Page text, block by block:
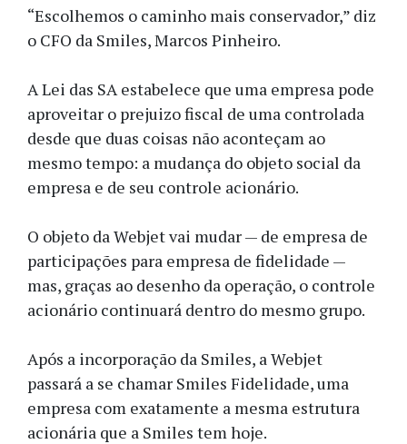
“Escolhemos o caminho mais conservador,” diz
o CFO da Smiles, Marcos Pinheiro.
A Lei das SA estabelece que uma empresa pode
aproveitar o prejuizo fiscal de uma controlada
desde que duas coisas não aconteçam ao
mesmo tempo: a mudança do objeto social da
empresa e de seu controle acionário.
O objeto da Webjet vai mudar — de empresa de
participações para empresa de fidelidade —
mas, graças ao desenho da operação, o controle
acionário continuará dentro do mesmo grupo.
Após a incorporação da Smiles, a Webjet
passará a se chamar Smiles Fidelidade, uma
empresa com exatamente a mesma estrutura
acionária que a Smiles tem hoje.